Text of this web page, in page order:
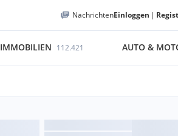
NachrichtenEinloggen |
IMMOBILIEN 112.421 AUTO &